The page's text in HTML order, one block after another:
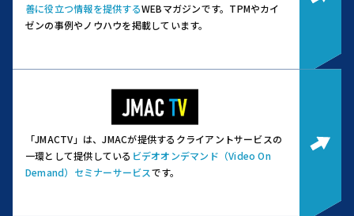
善に役立つ情報を提供するWEBマガジンです。 TPMやカイ
ゼンの事例やノウハウを掲載しています。
「JMACTV」は、JMACが提供するクライアントサービスの
一環として提供している ビデオオンデマンド（Video On
Demand）セミナーサービスです。